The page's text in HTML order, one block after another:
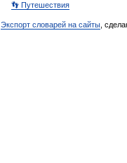
👣 Путешествия
Экспорт словарей на сайты ,